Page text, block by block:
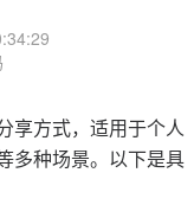
享方式，适用于个人
多种场景。以下是具